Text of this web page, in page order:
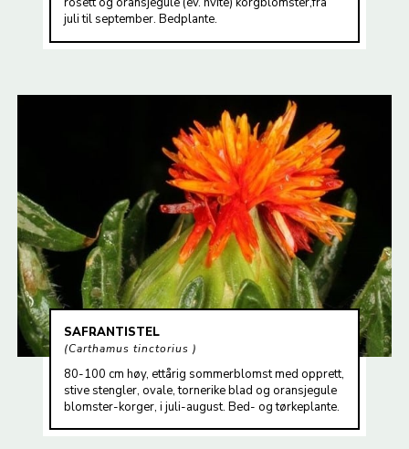
juli til september. Bedplante.
SAFRANTISTEL
Carthamus tinctorius
80-100 cm høy, ettårig sommerblomst med opprett,
stive stengler, ovale, tornerike blad og oransjegule
blomster-korger, i juli-august. Bed- og tørkeplante.